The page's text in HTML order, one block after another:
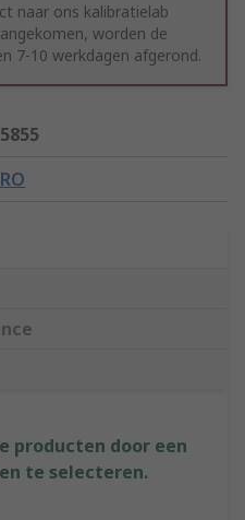
naar ons kalibratielab
worden de
7-10 werkdagen afgerond.
producten door een
te selecteren.